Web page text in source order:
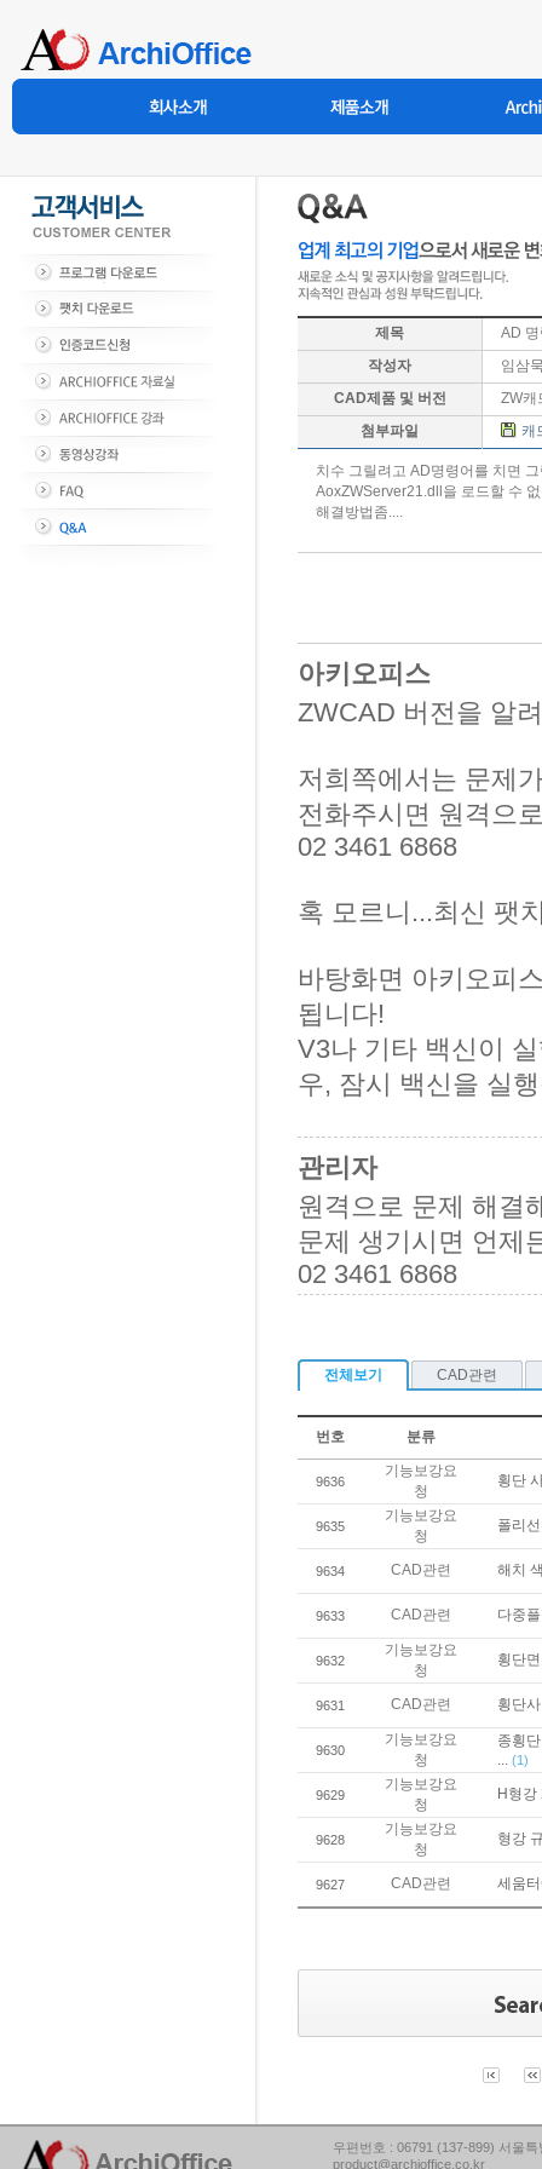
제목
AD
작성자
임삼
CAD제품 및 버전
ZW캐
첨부파일
캐
치수 그릴려고 AD명령어를 치면
AoxZWServer21.dll을 로드할 수
해결방법좀....
아키오피스
ZWCAD 버전을 알
저희쪽에서는 문제
전화주시면 원격으
02 3461 6868
혹 모르니...최신 팻
바탕화면 아키오피
됩니다!
V3나 기타 백신이
우, 잠시 백신을 실
관리자
원격으로 문제 해결
문제 생기시면 언제
02 3461 6868
전체보기 CAD관련
번호 분류
9636
기능보강요
청
횡단
9635
기능보강요
청
폴리
9634 CAD관련 해치
9633 CAD관련 다중
9632
기능보강요
청
횡단
9631 CAD관련 횡단
9630
기능보강요
청
종횡
... (1)
9629
기능보강요
청
H형강
9628
기능보강요
청
형강
9627 CAD관련 세움
우편번호 : 06791 (137-899) 서울
product@archioffice.co.kr